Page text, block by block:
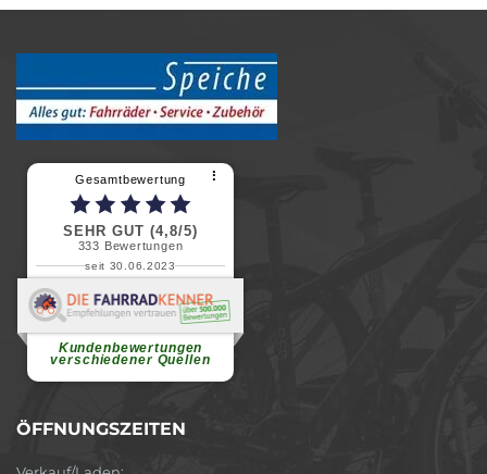
Gesamtbewertung ⠇
SEHR GUT (4,8/5)
333 Bewertungen
seit 30.06.2023
Kundenbewertungen
verschiedener Quellen
Renate H.
Vielen Dank für ein herzliches
ÖFFNUNGSZEITEN